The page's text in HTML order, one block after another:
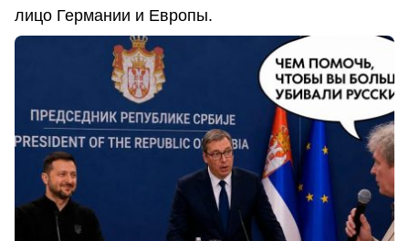
лицо Германии и Европы.